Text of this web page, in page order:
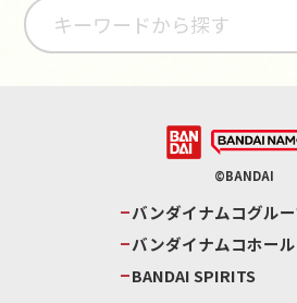
©BANDAI
バンダイナムコグル
バンダイナムコホー
BANDAI SPIRITS